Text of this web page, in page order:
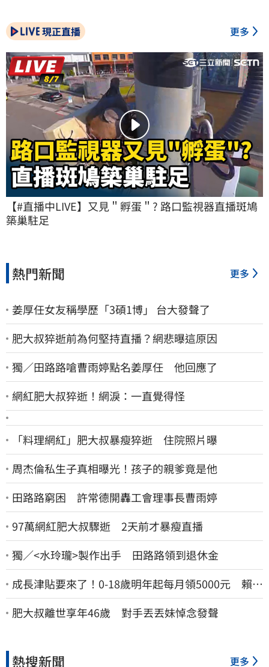
現正直播 更多
【#直播中LIVE】又見＂孵蛋＂? 路口監視器直播斑鳩
築巢駐足
熱門新聞 更多
姜厚任女友稱學歷「3碩1博」 台大發聲了
肥大叔猝逝前為何堅持直播？網悲曝這原因
獨／田路路嗆曹雨婷點名姜厚任 他回應了
網紅肥大叔猝逝！網淚：一直覺得怪
「料理網紅」肥大叔暴瘦猝逝 住院照片曝
周杰倫私生子真相曝光！孩子的親爹竟是他
田路路窮困 許常德開轟工會理事長曹雨婷
97萬網紅肥大叔驟逝 2天前才暴瘦直播
獨／<水玲瓏>製作出手 田路路領到退休金
成長津貼要來了！0-18歲明年起每月領5000元 賴清
德：此時不生更待何時
肥大叔離世享年46歲 對手丟丟妹悼念發聲
熱搜新聞 更多